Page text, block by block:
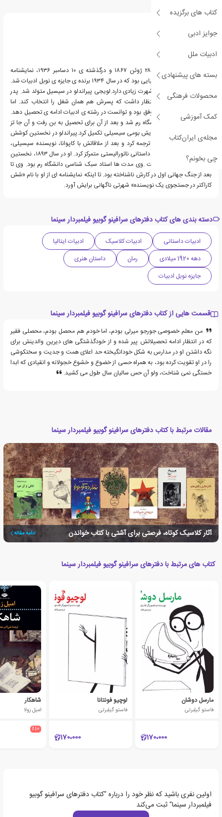
کتاب های برگزیده
جوایز ادبی
ادبیات ملل
بسته های پیشنهادی
محصولات فرهنگی
کمک آموزشی
مجله‌ی ایران‌کتاب
چی بخونم؟
درباره لوئیجی پیراندلو
لویجی پیراندلو، زاده ی ۲۸ ژوئن ۱۸۶۷ و درگذشته ی ۱۰ دسامبر ۱۹۳۶، نمایشنامه
نویس و رمان نویس ایتالیایی بود که در سال ۱۹۳۴ برنده ی جایزه ی نوبل ادبیات شد.
داستان های کوتاه او نیز شهرت زیادی دارد.لویجی پیراندلو در سیسیل متولد شد. پدر
او بازرگان گوگرد بود و انتظار داشت که پسرش هم همان شغل را انتخاب کند. اما
لوییجی در تحصیلاتش موفق بود و توانست در رشته ی ادبیات ادامه ی تحصیل دهد.
او در سال ۱۸۸۷ وارد دانشگاه رم شد و بعد از آن برای تحصیل به بن رفت و آن جا تز
دکترای خود را درباره ی گویش بومی سیسیلی تکمیل کرد.پیراندلو در نخستین کوشش
خلاقش مراثی رم گوته را ترجمه کرد و بعد از ملاقاتش با کاپوانا، نویسنده سیسیلی،
همه توجهش را بر ادبیات داستانی ناتورالیستی متمرکز کرد. او در سال ۱۸۹۳، نخستین
رمان خود، مطرود را نوشت .وی مدت ها استاد سبک شناسی دانشگاه رم بود. وی تا
بعد از جنگ جهانی اول در کارش ناشناخته بود. تا اینکه نمایشنامه ای از او با نام «شش
کاراکتر در جستجوی یک نویسنده» شهرتی ناگهانی برایش آورد.
دسته بندی های کتاب دفترهای سرافینو گوبیو فیلمبردار سینما
ادبیات داستانی ادبیات کلاسیک
ادبیات ایتالیا
دهه 1920 میلادی
رمان
داستان هنری
جایزه نوبل ادبیات
قسمت هایی از کتاب دفترهای سرافینو گوبیو فیلمبردار سینما
من معلم خصوصی جورجو میرلی بودم، اما خودم هم محصل بودم، محصلی فقیر
که در انتظار ادامه تحصیلاتش پیر شده و از خودگذشتگی های دیرین والدینش برای
نگه داشتن او در مدارس به شکل خودانگیخته حد اعلای همت و جدیت و سختکوشی
را در او تقویت کرده بود، به همراه حسی از خضوع و خشوع خجولانه و انقیادی که ابدا
خستگی نمی شناخت، ولو آن حس سالیان سال طول می کشید.
مقالات مرتبط با کتاب دفترهای سرافینو گوبیو فیلمبردار سینما
آثار کلاسیک کوتاه، فرصتی برای آشتی با کتاب خواندن ادامه مقاله
کتاب های مرتبط با دفترهای سرافینو گوبیو فیلمبردار سینما
مارسل دوشان
فاستو گیلبرتی
170،000
لوچیو فونتانا
فاستو گیلبرتی
170،000
شاهکار
امیل زولا
٪10
اولین نفری باشید که نظر خود را درباره "کتاب دفترهای سرافینو گوبیو
فیلمبردار سینما" ثبت می‌کند